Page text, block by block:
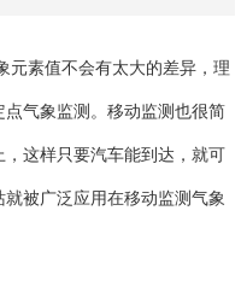
元素值不会有太大的差异，理
气象监测。移动监测也很简
这样只要汽车能到达，就可
被广泛应用在移动监测气象